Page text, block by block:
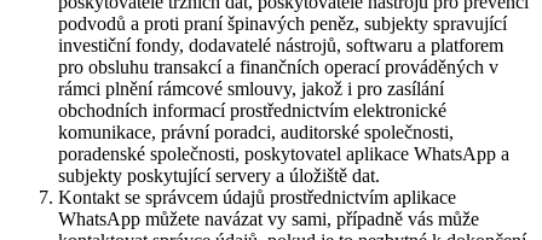
podvodů a proti praní špinavých peněz, subjekty spravující
investiční fondy, dodavatelé nástrojů, softwaru a platforem
pro obsluhu transakcí a finančních operací prováděných v
rámci plnění rámcové smlouvy, jakož i pro zasílání
obchodních informací prostřednictvím elektronické
komunikace, právní poradci, auditorské společnosti,
poradenské společnosti, poskytovatel aplikace WhatsApp a
subjekty poskytující servery a úložiště dat.
Kontakt se správcem údajů prostřednictvím aplikace
WhatsApp můžete navázat vy sami, případně vás může